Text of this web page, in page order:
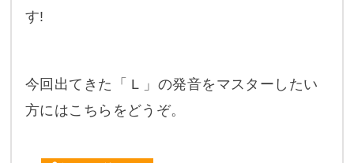
す!
今回出てきた「 L 」の発音をマスターしたい
方にはこちらをどうぞ。